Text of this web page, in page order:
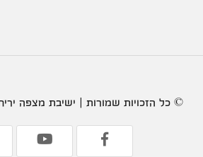
© כל הזכויות שמורות | ישיבת מצפה יריחו,